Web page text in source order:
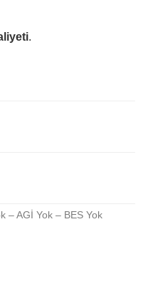
.
– AGİ Yok – BES Yok